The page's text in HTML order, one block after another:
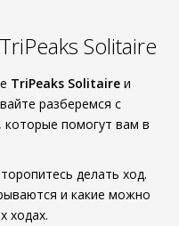
Solitaire
TriPeaks Solitaire и
разберемся с
помогут вам в
делать ход.
и какие можно
ходах.